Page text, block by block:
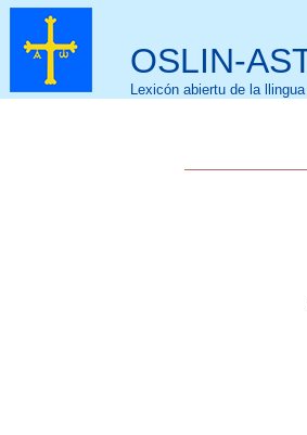
OSLIN-
Lexicón abiertu de la